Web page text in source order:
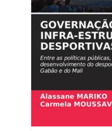
Dr
Carmela
sur la